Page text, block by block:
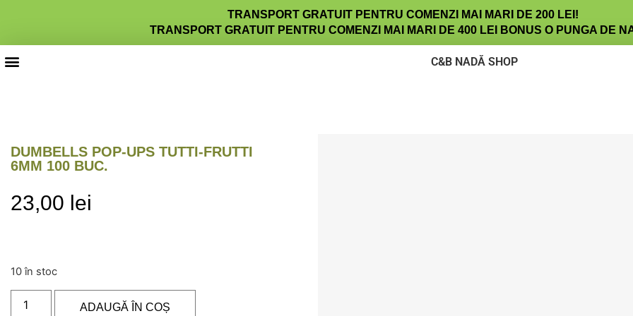
TRANSPORT GRATUIT PENTRU COMENZI MAI MARI DE 200 LEI!
TRANSPORT GRATUIT PENTRU COMENZI MAI MARI DE 400 LEI BONUS O PUNGA DE
C&B NADĂ SHOP
DUMBELLS POP-UPS TUTTI-FRUTTI
6MM 100 BUC.
23,00 lei
10 în stoc
ADAUGĂ ÎN COȘ